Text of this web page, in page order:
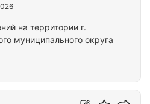
на территории г.
муниципального округа